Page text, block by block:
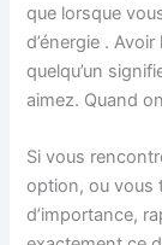
que lorsque
d’énergie .
quelqu’un
aimez. Quand
Si vous
option, ou vous
d’importance,